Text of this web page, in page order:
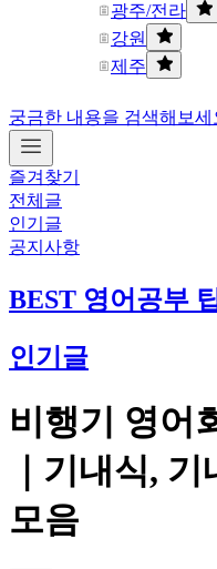
광주/전라
강원
제주
궁금한 내용을 검색해보세
즐겨찾기
전체글
인기글
공지사항
BEST 영어공부
인기글
비행기 영어
｜기내식,
모음